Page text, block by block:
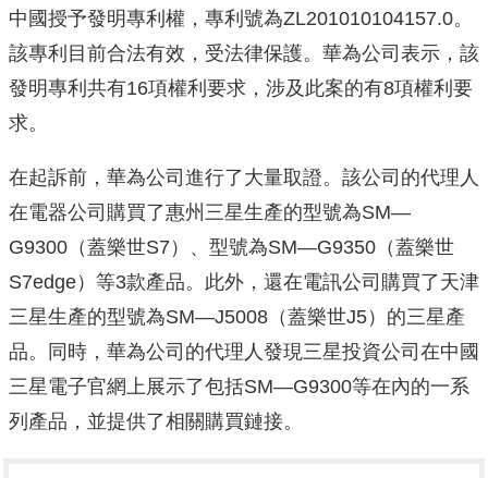
中國授予發明專利權，專利號為ZL201010104157.0。
該專利目前合法有效，受法律保護。華為公司表示，該
發明專利共有16項權利要求，涉及此案的有8項權利要
求。
在起訴前，華為公司進行了大量取證。該公司的代理人
在電器公司購買了惠州三星生產的型號為SM—
G9300（蓋樂世S7）、型號為SM—G9350（蓋樂世
S7edge）等3款產品。此外，還在電訊公司購買了天津
三星生產的型號為SM—J5008（蓋樂世J5）的三星產
品。同時，華為公司的代理人發現三星投資公司在中國
三星電子官網上展示了包括SM—G9300等在內的一系
列產品，並提供了相關購買鏈接。